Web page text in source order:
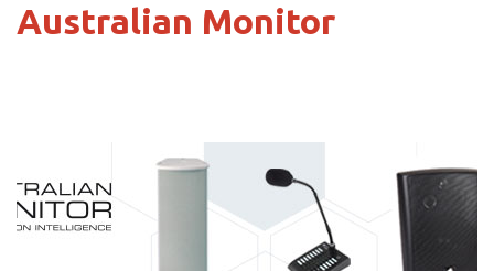
Australian Monitor